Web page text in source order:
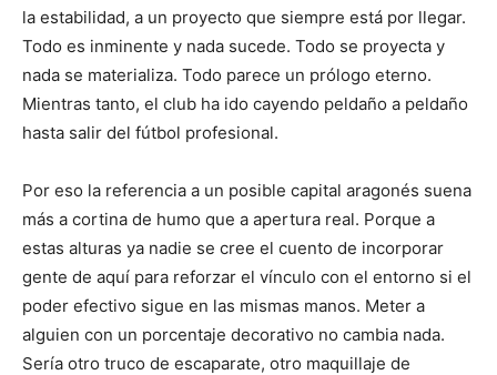
la estabilidad, a un proyecto que siempre está por llegar.
Todo es inminente y nada sucede. Todo se proyecta y
nada se materializa. Todo parece un prólogo eterno.
Mientras tanto, el club ha ido cayendo peldaño a peldaño
hasta salir del fútbol profesional.
Por eso la referencia a un posible capital aragonés suena
más a cortina de humo que a apertura real. Porque a
estas alturas ya nadie se cree el cuento de incorporar
gente de aquí para reforzar el vínculo con el entorno si el
poder efectivo sigue en las mismas manos. Meter a
alguien con un porcentaje decorativo no cambia nada.
Sería otro truco de escaparate, otro maquillaje de